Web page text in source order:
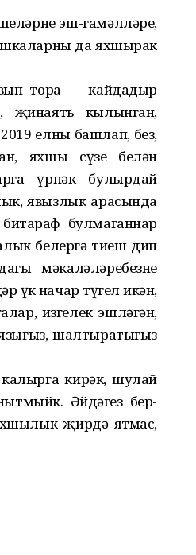
эш-гамәлләре,
да яхшырак
тора — кайдадыр
җинаять кылынган,
елны башлап, без,
яхшы сүзе белән
үрнәк булырдай
явызлык арасында
булмаганнар
белергә тиеш дип
мәкаләләребезне
үк начар түгел икән,
изгелек эшләгән,
шалтыратыгыз
кирәк, шулай
Әйдәгез бер-
җирдә ятмас,